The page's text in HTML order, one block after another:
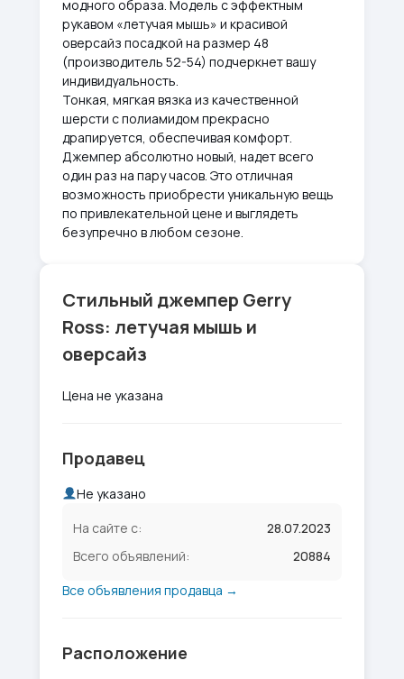
модного образа. Модель с эффектным
рукавом «летучая мышь» и красивой
оверсайз посадкой на размер 48
(производитель 52-54) подчеркнет вашу
индивидуальность.
Тонкая, мягкая вязка из качественной
шерсти с полиамидом прекрасно
драпируется, обеспечивая комфорт.
Джемпер абсолютно новый, надет всего
один раз на пару часов. Это отличная
возможность приобрести уникальную вещь
по привлекательной цене и выглядеть
безупречно в любом сезоне.
Стильный джемпер Gerry
Ross: летучая мышь и
оверсайз
Цена не указана
Продавец
Не указано
На сайте с:
28.07.2023
Всего объявлений:
20884
Все объявления продавца →
Расположение